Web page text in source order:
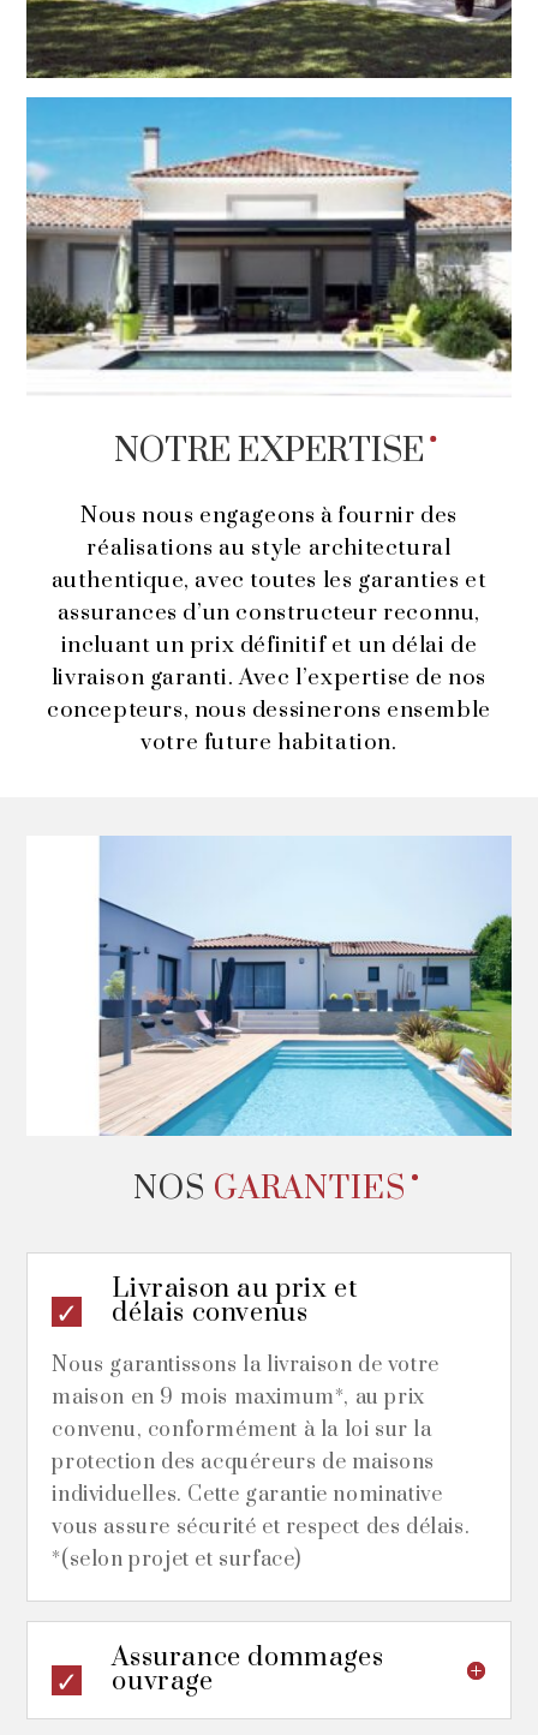
NOTRE EXPERTISE
Nous nous engageons à fournir des
réalisations au style architectural
authentique, avec toutes les garanties et
assurances d’un constructeur reconnu,
incluant un prix définitif et un délai de
livraison garanti. Avec l’expertise de nos
concepteurs, nous dessinerons ensemble
votre future habitation.
NOS GARANTIES
Livraison au prix et
délais convenus
Nous garantissons la livraison de votre
maison en 9 mois maximum*, au prix
convenu, conformément à la loi sur la
protection des acquéreurs de maisons
individuelles. Cette garantie nominative
vous assure sécurité et respect des délais.
*(selon projet et surface)
Assurance dommages
ouvrage